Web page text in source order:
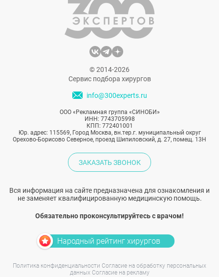
© 2014-2026
Сервис подбора хирургов
info@300experts.ru
ООО «Рекламная группа «СИНОБИ»
ИНН: 7743705998
КПП: 772401001
Юр. адрес: 115569, Город Москва, вн.тер.г. муниципальный округ
Орехово-Борисово Северное, проезд Шипиловский, д. 27, помещ. 13Н
ЗАКАЗАТЬ ЗВОНОК
Вся информация на сайте предназначена для ознакомления и
не заменяет квалифицированную медицинскую помощь.
Обязательно проконсультируйтесь с врачом!
Народный рейтинг хирургов
Политика конфиденциальности Согласие на обработку персональных
данных Согласие на рекламу